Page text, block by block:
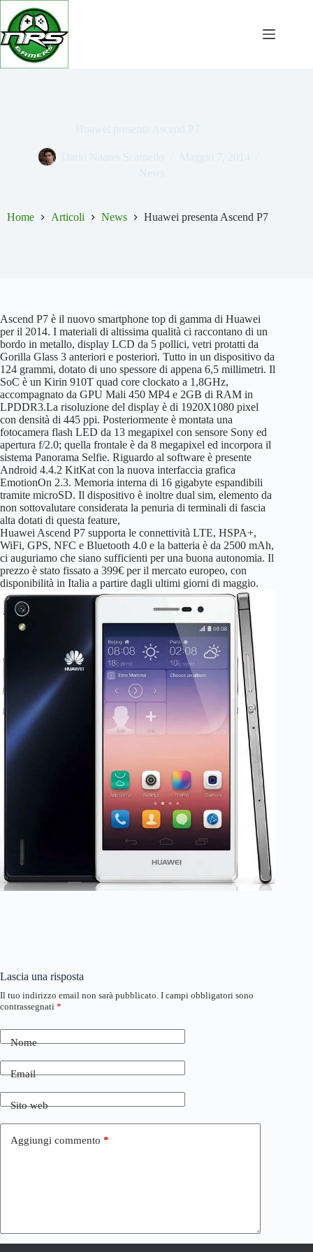
Salta
contenuto
Home Articoli News Huawei presenta Ascend P7
Ascend P7 è il nuovo smartphone top di gamma di Huawei
per il 2014. I materiali di altissima qualità ci raccontano di un
bordo in metallo, display LCD da 5 pollici, vetri protatti da
Gorilla Glass 3 anteriori e posteriori. Tutto in un dispositivo da
124 grammi, dotato di uno spessore di appena 6,5 millimetri. Il
SoC è un Kirin 910T quad core clockato a 1,8GHz,
accompagnato da GPU Mali 450 MP4 e 2GB di RAM in
LPDDR3.La risoluzione del display è di 1920X1080 pixel
con densità di 445 ppi. Posteriormente è montata una
fotocamera flash LED da 13 megapixel con sensore Sony ed
apertura f/2.0; quella frontale è da 8 megapixel ed incorpora il
sistema Panorama Selfie. Riguardo al software è presente
Android 4.4.2 KitKat con la nuova interfaccia grafica
EmotionOn 2.3. Memoria interna di 16 gigabyte espandibili
tramite microSD. Il dispositivo è inoltre dual sim, elemento da
non sottovalutare considerata la penuria di terminali di fascia
alta dotati di questa feature,
Huawei Ascend P7 supporta le connettività LTE, HSPA+,
WiFi, GPS, NFC e Bluetooth 4.0 e la batteria è da 2500 mAh,
ci auguriamo che siano sufficienti per una buona autonomia. Il
prezzo è stato fissato a 399€ per il mercato europeo, con
disponibilità in Italia a partire dagli ultimi giorni di maggio.
Lascia una risposta
Il tuo indirizzo email non sarà pubblicato. I campi obbligatori sono
contrassegnati *
Nome
Email
Sito web
Aggiungi commento *